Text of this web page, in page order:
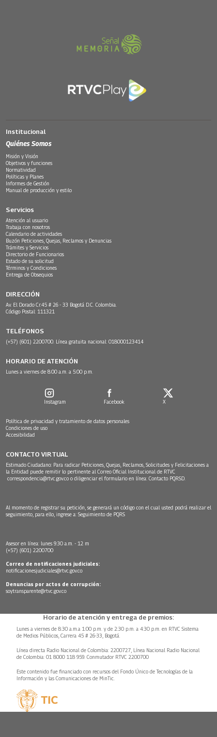
Institucional
Quiénes Somos
Misión y Visión
Objetivos y funciones
Normatividad
Políticas y Planes
Informes de Gestión
Manual de producción y estilo
Servicios
Atención al usuario
Trabaja con nosotros
Calendario de actividades
Buzón Peticiones, Quejas, Reclamos y Denuncias
Trámites y Servicios
Directorio de Funcionarios
Estado de su solicitud
Términos y Condiciones
Entrega de Obsequios
DIRECCIÓN
Av. El Dorado Cr.45 # 26 - 33 Bogotá D.C. Colombia.
Código Postal: 111321
TELÉFONOS
(+57) (601) 2200700. Línea gratuita nacional: 018000123414
HORARIO DE ATENCIÓN
Lunes a viernes de 8:00 a.m. a 5:00 p.m.
Instagram Facebook X
Política de privacidad y tratamiento de datos personales
Condiciones de uso
Accesibilidad
CONTACTO VIRTUAL
Estimado Ciudadano: Para radicar Peticiones, Quejas, Reclamos, Solicitudes y Felicitaciones a
la Entidad puede remitir lo pertinente al Correo Oficial Institucional de RTVC
correspondencia@rtvc.gov.co o diligenciar el formulario en línea: Contacto PQRSD.
Al momento de registrar su petición, se generará un código con el cual usted podrá realizar el
seguimiento, para ello, ingrese a: Seguimiento de PQRS
Asesor en línea: lunes 9:30 a.m. - 12 m
(+57) (601) 2200700
Correo de notificaciones judiciales:
notificacionesjudiciales@rtvc.gov.co
Denuncias por actos de corrupción:
soytransparente@rtvc.gov.co
Horario de atención y entrega de premios:
Lunes a viernes de 8:30 a.m.a 1:00 p.m. y de 2:30 p.m. a 4:30 p.m. en RTVC Sistema
de Medios Públicos, Carrera 45 # 26-33, Bogotá.
Línea directa Radio Nacional de Colombia: 2200727, Línea Nacional Radio Nacional
de Colombia: 01 8000 118 959. Conmutador RTVC 2200700
Este contenido fue financiado con recursos del Fondo Único de Tecnologías de la
Información y las Comunicaciones de MinTic.